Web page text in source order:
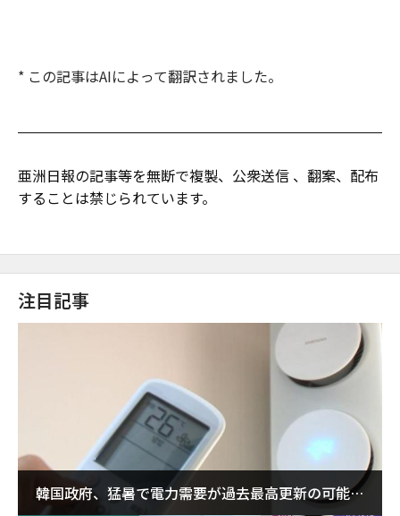
* この記事はAIによって翻訳されました。
亜洲日報の記事等を無断で複製、公衆送信 、翻案、配布
することは禁じられています。
注目記事
韓国政府、猛暑で電力需要が過去最高更新の可能性